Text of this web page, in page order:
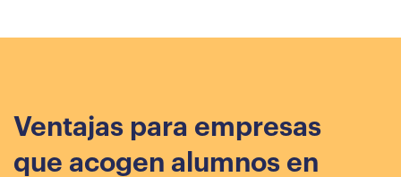
Ventajas para empresas
que acogen alumnos en